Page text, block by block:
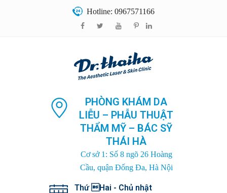
Hotline: 0967571166
PHÒNG KHÁM DA
LIỄU – PHẪU THUẬT
THẨM MỸ – BÁC SỸ
THÁI HÀ
Cơ sở 1: Số 8 ngõ 26 Hoàng
Cầu, quận Đống Đa, Hà Nội
Thứ Hai - Chủ nhật